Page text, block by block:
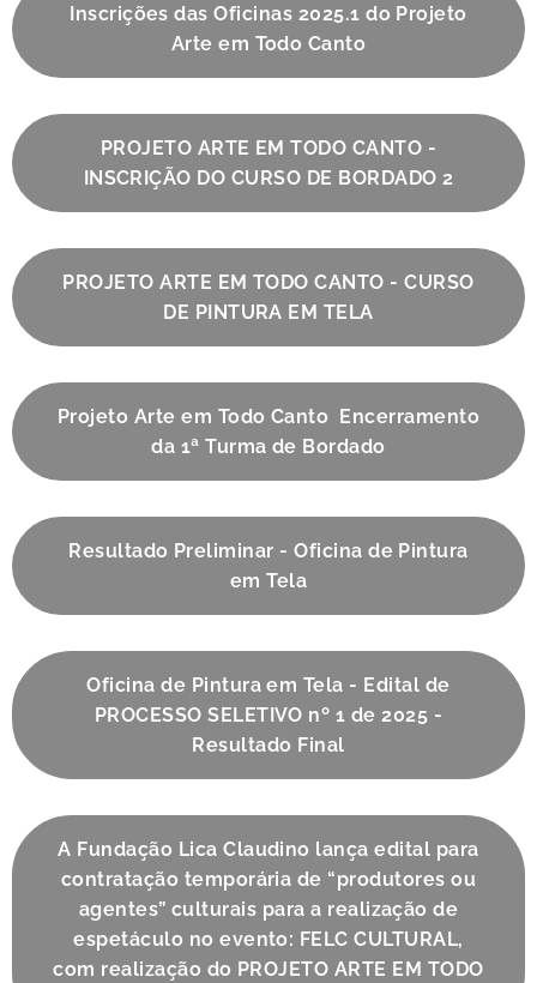
Inscrições das Oficinas 2025.1 do Projeto
Arte em Todo Canto
PROJETO ARTE EM TODO CANTO -
INSCRIÇÃO DO CURSO DE BORDADO 2
PROJETO ARTE EM TODO CANTO - CURSO
DE PINTURA EM TELA
Projeto Arte em Todo Canto Encerramento
da 1ª Turma de Bordado
Resultado Preliminar - Oficina de Pintura
em Tela
Oficina de Pintura em Tela - Edital de
PROCESSO SELETIVO nº 1 de 2025 -
Resultado Final
A Fundação Lica Claudino lança edital para
contratação temporária de “produtores ou
agentes” culturais para a realização de
espetáculo no evento: FELC CULTURAL,
com realização do PROJETO ARTE EM TODO